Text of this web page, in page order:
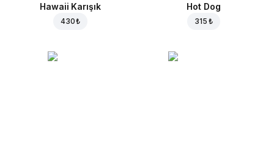
Hawaii Karışık
430 ₺
Hot Dog
315 ₺